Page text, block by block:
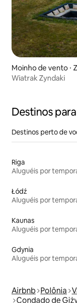
Moinho de vento ⋅
Wiatrak Zyndaki
Destinos
Destinos perto de
Riga
Aluguéis por
Łódź
Aluguéis por
Kaunas
Aluguéis por
Gdynia
Aluguéis por
Airbnb Polônia
Condado de